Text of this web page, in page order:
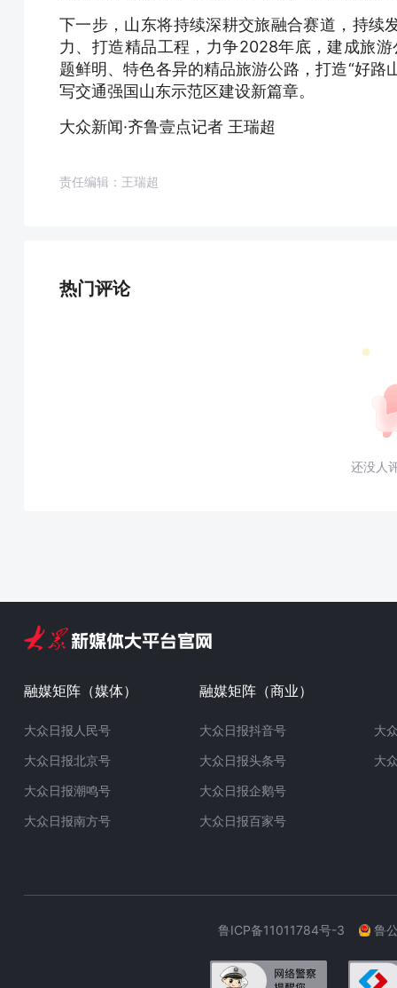
下一步，山东将持续深耕交旅融合赛道，持续
力、打造精品工程，力争2028年底，建成旅
题鲜明、特色各异的精品旅游公路，打造“好
写交通强国山东示范区建设新篇章。
大众新闻·齐鲁壹点记者 王瑞超
责任编辑：王瑞超
热门评论
还没人
融媒矩阵（媒体）
大众日报人民号
大众日报北京号
大众日报潮鸣号
大众日报南方号
融媒矩阵（商业）
大众日报抖音号
大众日报头条号
大众日报企鹅号
大众日报百家号
大
大
鲁ICP备11011784号-3 鲁